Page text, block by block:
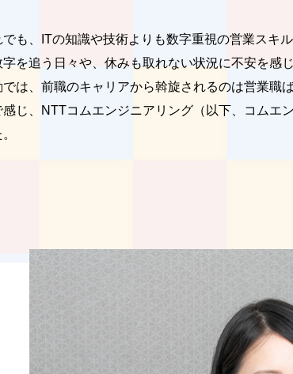
でも、ITの知識や技術よりも数字重視の営業スキ
字を追う日々や、休みも取れない状況に不安を感
では、前職のキャリアから斡旋されるのは営業職
感じ、NTTコムエンジニアリング（以下、コムエ